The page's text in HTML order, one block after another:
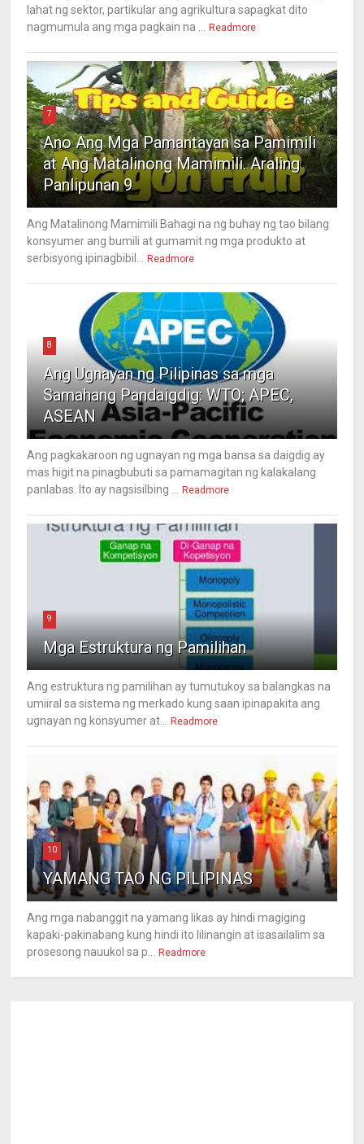
lahat ng sektor, partikular ang agrikultura sapagkat dito
nagmumula ang mga pagkain na ...
Readmore
7
Ano Ang Mga Pamantayan sa Pamimili
at Ang Matalinong Mamimili. Araling
Panlipunan 9
Ang Matalinong Mamimili Bahagi na ng buhay ng tao bilang
konsyumer ang bumili at gumamit ng mga produkto at
serbisyong ipinagbibil...
Readmore
8
Ang Ugnayan ng Pilipinas sa mga
Samahang Pandaigdig: WTO; APEC,
ASEAN
Ang pagkakaroon ng ugnayan ng mga bansa sa daigdig ay
mas higit na pinagbubuti sa pamamagitan ng kalakalang
panlabas. Ito ay nagsisilbing ...
Readmore
9
Mga Estruktura ng Pamilihan
Ang estruktura ng pamilihan ay tumutukoy sa balangkas na
umiiral sa sistema ng merkado kung saan ipinapakita ang
ugnayan ng konsyumer at...
Readmore
10
YAMANG TAO NG PILIPINAS
Ang mga nabanggit na yamang likas ay hindi magiging
kapaki-pakinabang kung hindi ito lilinangin at isasailalim sa
prosesong nauukol sa p...
Readmore